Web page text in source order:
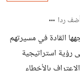
ردا
القادة في مسيرتهم
رؤية استراتيجية